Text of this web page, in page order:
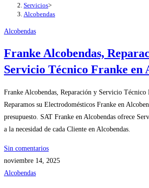
Servicios>
Alcobendas
Alcobendas
Franke Alcobendas,
Servicio Técnico Franke en
Franke Alcobendas, Reparación y Servicio Técnico
Reparamos su Electrodomésticos Franke en
presupuesto. SAT Franke en Alcobendas ofrece
a la necesidad de cada Cliente en Alcobendas.
Sin comentarios
noviembre 14, 2025
Alcobendas